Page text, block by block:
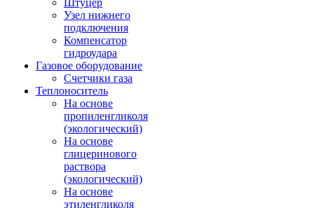
Штуцер
Узел нижнего
подключения
Компенсатор
гидроудара
Газовое оборудование
Счетчики газа
Теплоноситель
На основе
пропиленгликоля
(экологический)
На основе
глицеринового
раствора
(экологический)
На основе
этиленгликоля